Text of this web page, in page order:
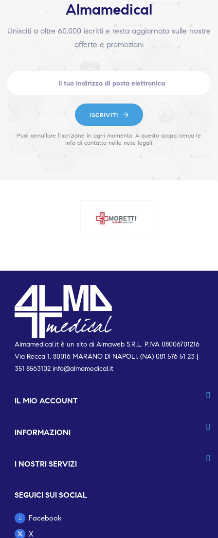
Almamedical
Unisciti a oltre 60.000 iscritti e resta aggiornato sulle nostre
offerte e promozioni
ISCRIVITI
Puoi annullare l'iscrizione in ogni momento. A questo scopo, cerca le
info di contatto nelle note legali.
Almamedical.it è un sito di Almaweb S.R.L. P.IVA 08006701216
Via Recca 1, 80016 MARANO DI NAPOLI, (NA) 081 576 51 23 |
351 8563102 info@almamedical.it
IL MIO ACCOUNT
INFORMAZIONI
I NOSTRI SERVIZI
SEGUICI SUI SOCIAL
Facebook
X